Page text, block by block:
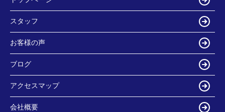
スタッフ
お客様の声
ブログ
アクセスマップ
会社概要